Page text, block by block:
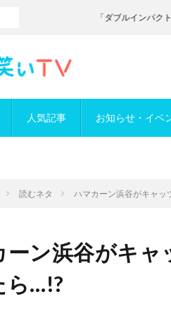
人気記事 お知らせ・イベ
「ダブルインパクト」／お笑
読むネタ ハマカーン浜谷がキャ
ーン浜谷がキ
ら…!?